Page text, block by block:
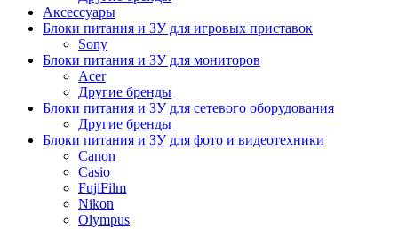
Аксессуары
Блоки питания и ЗУ для игровых приставок
Sony
Блоки питания и ЗУ для мониторов
Acer
Другие бренды
Блоки питания и ЗУ для сетевого оборудования
Другие бренды
Блоки питания и ЗУ для фото и видеотехники
Canon
Casio
FujiFilm
Nikon
Olympus